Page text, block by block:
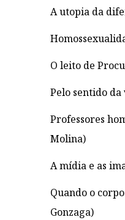
A utopia da
O leito de
Pelo sentido
Professores
Molina)
A mídia e as
Quando o
Gonzaga)